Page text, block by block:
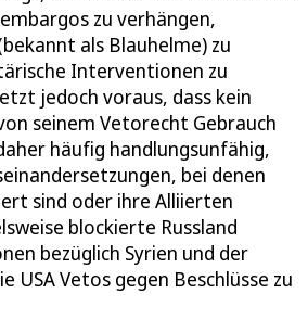
zu verhängen,
als Blauhelme) zu
Interventionen zu
jedoch voraus, dass kein
seinem Vetorecht Gebrauch
häufig handlungsunfähig,
bei denen
sind oder ihre Alliierten
blockierte Russland
bezüglich Syrien und der
USA Vetos gegen Beschlüsse zu